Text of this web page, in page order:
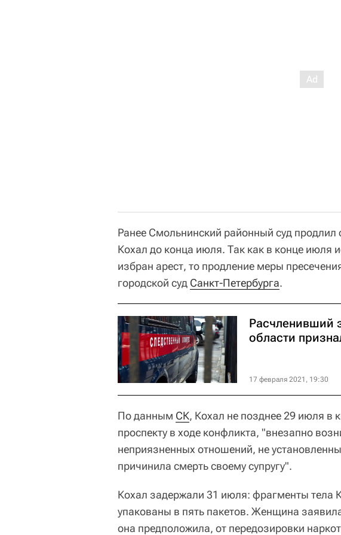
Ранее Смольнинский районный суд продлил
Кохал до конца июля. Так как в конце июля
избран арест, то продление меры
городской суд Санкт-Петербурга.
Расчленивший
области
17 февраля 2021, 19:30
По данным СК, Кохал не позднее 29 июля в
проспекту в ходе конфликта, "внезапно
неприязненных отношений, не
причинила смерть своему супругу".
Кохал задержали 31 июля: фрагменты тела
упакованы в пять пакетов. Женщина
она предположила, от передозировки